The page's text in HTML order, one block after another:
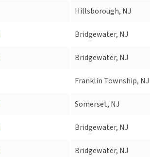
Hillsborough, NJ
Bridgewater, NJ
Bridgewater, NJ
Franklin Township, NJ
Somerset, NJ
Bridgewater, NJ
Bridgewater, NJ